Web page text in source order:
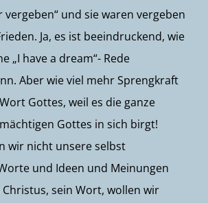
und sie waren vergeben
Ja, es ist beeindruckend, wie
„I have a dream“- Rede
Aber wie viel mehr Sprengkraft
Gottes, weil es die ganze
Gottes in sich birgt!
wir nicht unsere selbst
und Ideen und Meinungen
Christus, sein Wort, wollen wir